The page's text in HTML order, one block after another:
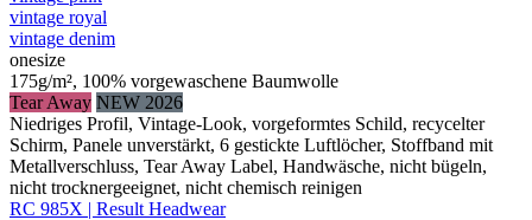
vintage royal
vintage denim
onesize
175g/m², 100% vorgewaschene Baumwolle
Tear Away NEW 2026
Niedriges Profil, Vintage-Look, vorgeformtes Schild, recycelter
Schirm, Panele unverstärkt, 6 gestickte Luftlöcher, Stoffband mit
Metallverschluss, Tear Away Label, Handwäsche, nicht bügeln,
nicht trocknergeeignet, nicht chemisch reinigen
RC 985X | Result Headwear